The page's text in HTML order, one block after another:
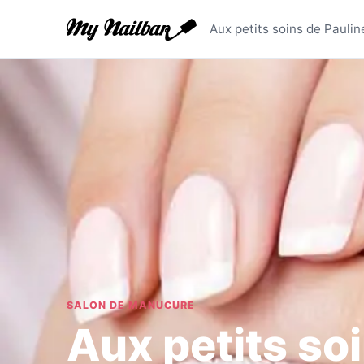
Aux
Aux petits soins de
SALON DE MANUCURE
Aux petits